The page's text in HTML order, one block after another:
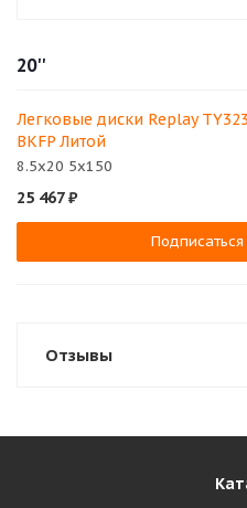
20''
Легковые диски Replay
BKFP Литой
8.5x20 5x150
25 467₽
Подписаться
Отзывы